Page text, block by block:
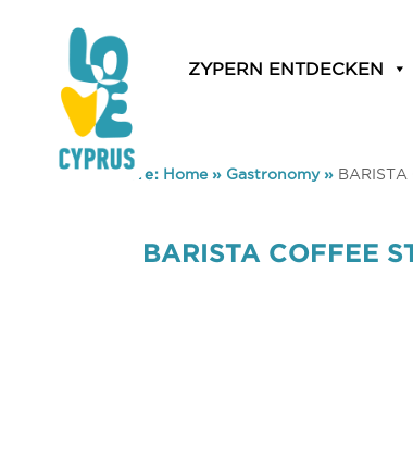
ZYPERN ENTDECKEN
You are here: Home» Gastronomy» BARISTA
BARISTA COFFEE